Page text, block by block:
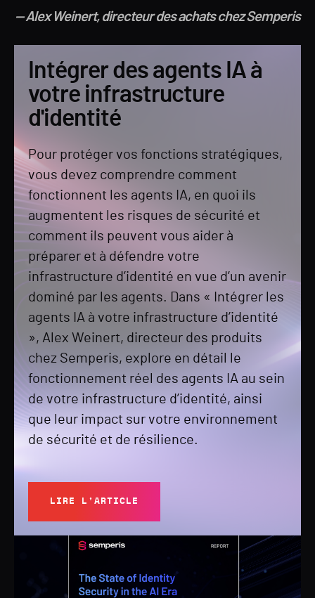
— Alex Weinert, directeur des achats chez Semperis
Intégrer des agents IA à
votre infrastructure
d'identité
Pour protéger vos fonctions stratégiques,
vous devez comprendre comment
fonctionnent les agents IA, en quoi ils
augmentent les risques de sécurité et
comment ils peuvent vous aider à
préparer et à défendre votre
infrastructure d’identité en vue d’un avenir
dominé par les agents. Dans « Intégrer les
agents IA à votre infrastructure d’identité
», Alex Weinert, directeur des produits
chez Semperis, explore en détail le
fonctionnement réel des agents IA au sein
de votre infrastructure d’identité, ainsi
que leur impact sur votre environnement
de sécurité et de résilience.
LIRE L'ARTICLE